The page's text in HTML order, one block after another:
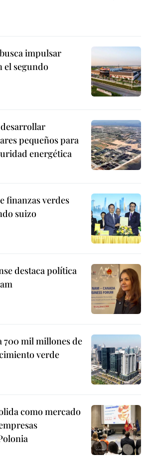
impulsar
el segundo
pequeños para
energética
finanzas verdes
suizo
destaca política
700 mil millones de
verde
como mercado